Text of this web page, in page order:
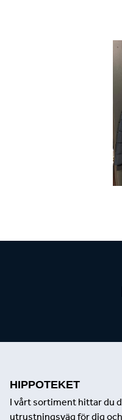
HIPPOTEKET
I vårt sortiment hittar du
utrustningsväg för dig